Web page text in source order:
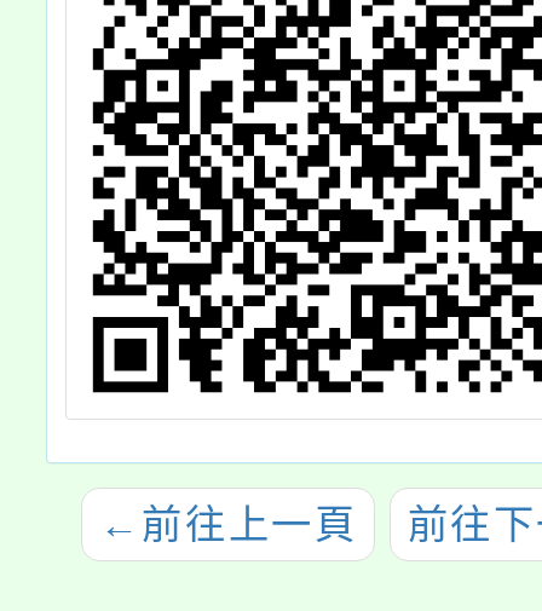
← 前往上一頁 前往